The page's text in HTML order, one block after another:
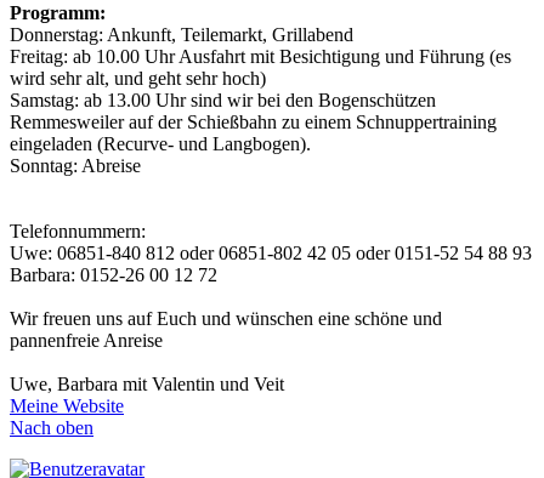
Programm:
Donnerstag: Ankunft, Teilemarkt, Grillabend
Freitag: ab 10.00 Uhr Ausfahrt mit Besichtigung und Führung (es
wird sehr alt, und geht sehr hoch)
Samstag: ab 13.00 Uhr sind wir bei den Bogenschützen
Remmesweiler auf der Schießbahn zu einem Schnuppertraining
eingeladen (Recurve- und Langbogen).
Sonntag: Abreise
Telefonnummern:
Uwe: 06851-840 812 oder 06851-802 42 05 oder 0151-52 54 88 93
Barbara: 0152-26 00 12 72
Wir freuen uns auf Euch und wünschen eine schöne und
pannenfreie Anreise
Uwe, Barbara mit Valentin und Veit
Meine Website
Nach oben